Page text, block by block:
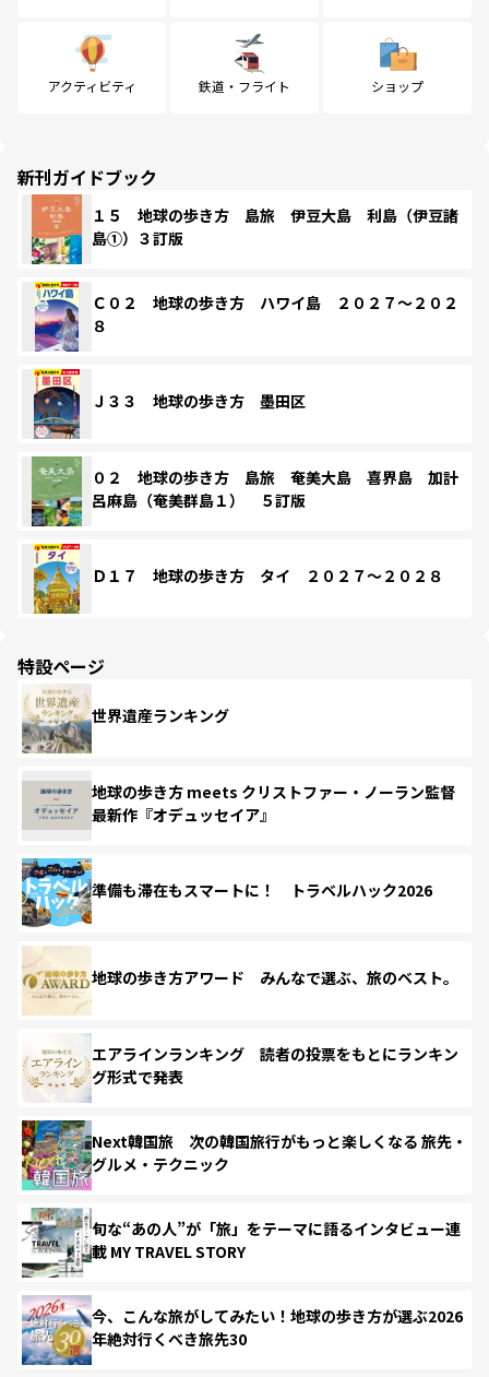
アクティビティ 鉄道・フライト ショップ
新刊ガイドブック
１５ 地球の歩き方 島旅 伊豆大島 利島（伊豆諸
島①）３訂版
Ｃ０２ 地球の歩き方 ハワイ島 ２０２７～２０２
８
Ｊ３３ 地球の歩き方 墨田区
０２ 地球の歩き方 島旅 奄美大島 喜界島 加計
呂麻島（奄美群島１） ５訂版
Ｄ１７ 地球の歩き方 タイ ２０２７～２０２８
特設ページ
世界遺産ランキング
地球の歩き方 meets クリストファー・ノーラン監督
最新作『オデュッセイア』
準備も滞在もスマートに！ トラベルハック2026
地球の歩き方アワード みんなで選ぶ、旅のベスト。
エアラインランキング 読者の投票をもとにランキン
グ形式で発表
Next韓国旅 次の韓国旅行がもっと楽しくなる 旅先・
グルメ・テクニック
旬な“あの人”が「旅」をテーマに語るインタビュー連
載 MY TRAVEL STORY
今、こんな旅がしてみたい！地球の歩き方が選ぶ2026
年絶対行くべき旅先30